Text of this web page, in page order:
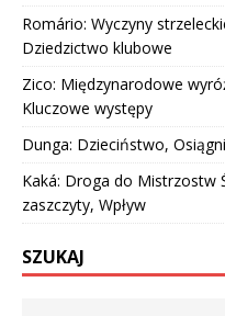
Romário: Wyczyny
Dziedzictwo klubowe
Zico: Międzynarodowe
Kluczowe występy
Dunga: Dzieciństwo,
Kaká: Droga do Mistrzostw
zaszczyty, Wpływ
SZUKAJ